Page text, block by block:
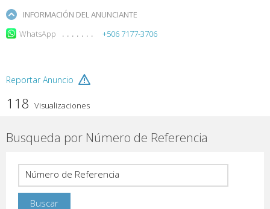
INFORMACIÓN DEL ANUNCIANTE
WhatsApp
+506 7177-3706
Reportar Anuncio
118 Visualizaciones
Busqueda por Número de Referencia